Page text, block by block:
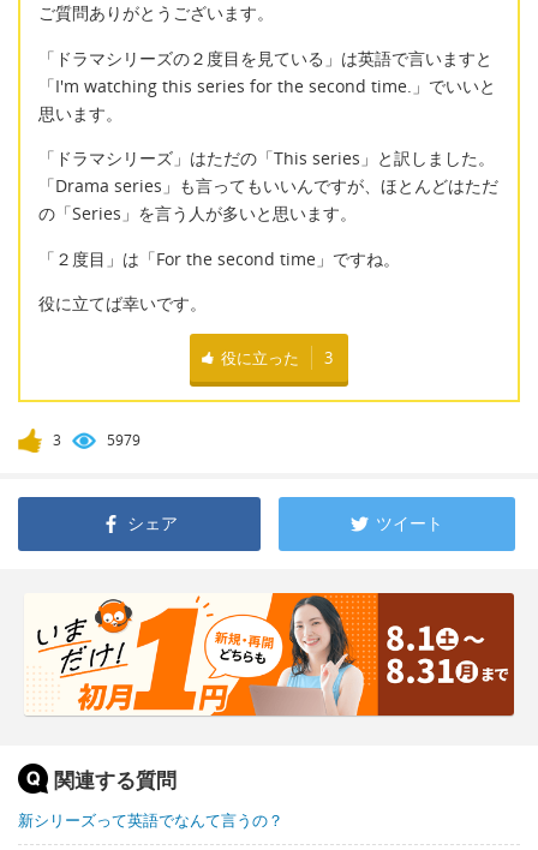
ご質問ありがとうございます。
「ドラマシリーズの２度目を見ている」は英語で言いますと
「I'm watching this series for the second time.」でいいと
思います。
「ドラマシリーズ」はただの「This series」と訳しました。
「Drama series」も言ってもいいんですが、ほとんどはただ
の「Series」を言う人が多いと思います。
「２度目」は「For the second time」ですね。
役に立てば幸いです。
役に立った 3
3 5979
シェア ツイート
関連する質問
新シリーズって英語でなんて言うの？